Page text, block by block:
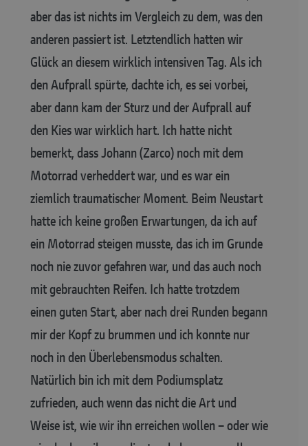
aber das ist nichts im Vergleich zu dem, was den
anderen passiert ist. Letztendlich hatten wir
Glück an diesem wirklich intensiven Tag. Als ich
den Aufprall spürte, dachte ich, es sei vorbei,
aber dann kam der Sturz und der Aufprall auf
den Kies war wirklich hart. Ich hatte nicht
bemerkt, dass Johann (Zarco) noch mit dem
Motorrad verheddert war, und es war ein
ziemlich traumatischer Moment. Beim Neustart
hatte ich keine großen Erwartungen, da ich auf
ein Motorrad steigen musste, das ich im Grunde
noch nie zuvor gefahren war, und das auch noch
mit gebrauchten Reifen. Ich hatte trotzdem
einen guten Start, aber nach drei Runden begann
mir der Kopf zu brummen und ich konnte nur
noch in den Überlebensmodus schalten.
Natürlich bin ich mit dem Podiumsplatz
zufrieden, auch wenn das nicht die Art und
Weise ist, wie wir ihn erreichen wollen – oder wie